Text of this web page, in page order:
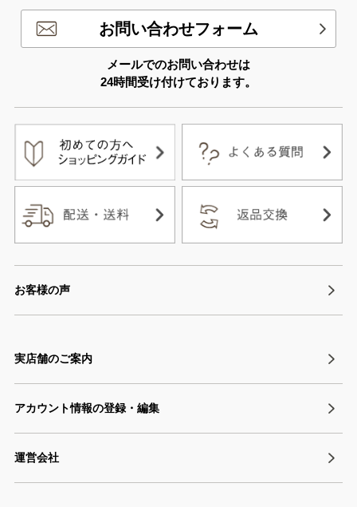
お問い合わせフォーム
メールでのお問い合わせは
24時間受け付けております。
お客様の声
実店舗のご案内
アカウント情報の登録・編集
運営会社